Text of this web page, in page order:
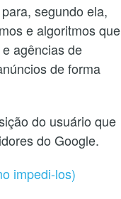
segundo ela,
e algoritmos que
agências de
de forma
do usuário que
do Google.
impedi-los)